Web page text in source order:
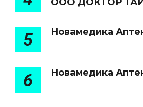
5 Новамедика
6 Новамедика